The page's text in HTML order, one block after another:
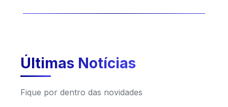
Últimas Notícias
Fique por dentro das novidades